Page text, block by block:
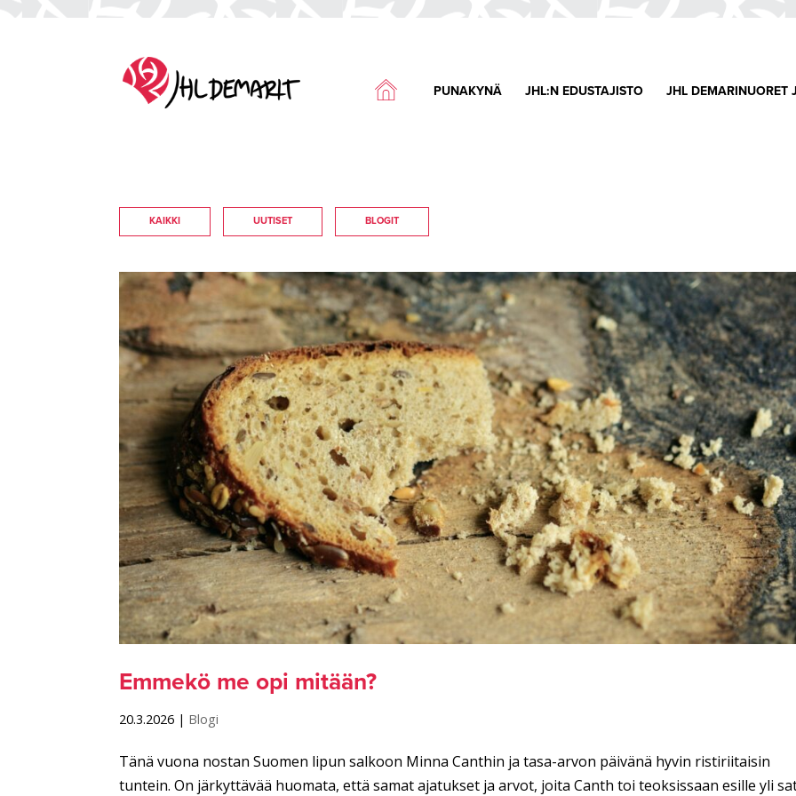
PUNAKYNÄ JHL:N EDUSTAJISTO JHL DEMARINUORET
KAIKKI UUTISET BLOGIT
Emmekö me opi mitään?
20.3.2026 | Blogi
Tänä vuona nostan Suomen lipun salkoon Minna Canthin ja tasa-arvon päivänä hyvin ristiriitaisin
tuntein. On järkyttävää huomata, että samat ajatukset ja arvot, joita Canth toi teoksissaan esille yli